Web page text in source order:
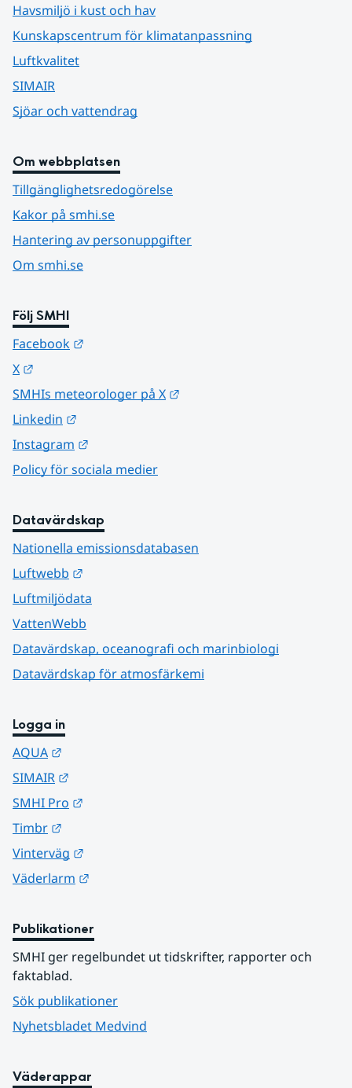
Havsmiljö i kust och hav
Kunskapscentrum för klimatanpassning
Luftkvalitet
SIMAIR
Sjöar och vattendrag
Om webbplatsen
Tillgänglighetsredogörelse
Kakor på smhi.se
Hantering av personuppgifter
Om smhi.se
Följ SMHI
Facebook
X
SMHIs meteorologer på X
Linkedin
Instagram
Policy för sociala medier
Datavärdskap
Nationella emissionsdatabasen
Luftwebb
Luftmiljödata
VattenWebb
Datavärdskap, oceanografi och marinbiologi
Datavärdskap för atmosfärkemi
Logga in
AQUA
SIMAIR
SMHI Pro
Timbr
Vinterväg
Väderlarm
Publikationer
SMHI ger regelbundet ut tidskrifter, rapporter och
faktablad.
Sök publikationer
Nyhetsbladet Medvind
Väderappar